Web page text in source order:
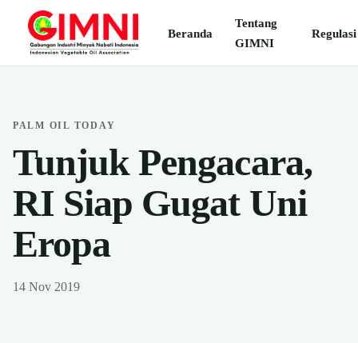
Beranda
Tentang
GIMNI
Regulasi
PALM OIL TODAY
Tunjuk Pengacara,
RI Siap Gugat Uni
Eropa
14 Nov 2019